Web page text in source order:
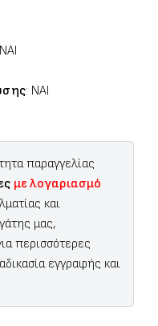
: ΝΑΙ
παραγγελίας
με λογαριασμό
και
μας,
περισσότερες
εγγραφής και